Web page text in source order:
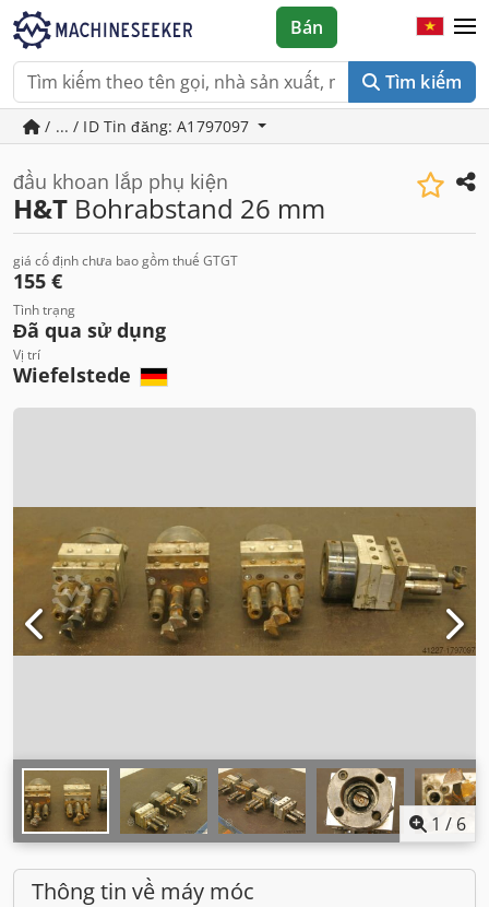
Tìm kiếm
Bán
/ ... / ID Tin đăng: A1797097
đầu khoan lắp phụ kiện
H&T Bohrabstand 26 mm
giá cố định chưa bao gồm thuế GTGT
155 €
Tình trạng
Đã qua sử dụng
Vị trí
Wiefelstede
1 / 6
Thông tin về máy móc